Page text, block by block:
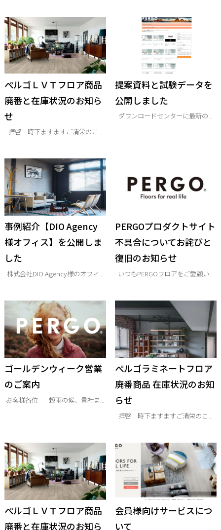
ぺルゴＬＶＴフロア商品
廃番と在庫状況のお知ら
せ
拝啓 時下ますますご清栄のこ...
提案資料と試験データを
公開しました
ダウンロードセンターに最新の...
事例紹介【DIO Agency
様オフィス】を公開しま
した
株式会社DIO Agency様のオフィ...
PERGOプロダクトサイト
不具合についてお詫びと
復旧のお知らせ
いつもPERGOフロアをご愛顧い...
ゴールデンウィーク営業
のご案内
お客様各位 穀雨の候、貴社ま...
ぺルゴラミネートフロア
廃番商品 在庫状況のお知
らせ
拝啓 時下ますますご清栄のこ...
ぺルゴＬＶＴフロア商品
廃番と在庫状況のお知ら
会員様向けサービスにつ
いて